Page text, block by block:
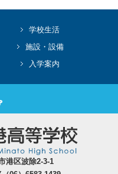
学校生活
施設・設備
入学案内
港区波除2-3-1